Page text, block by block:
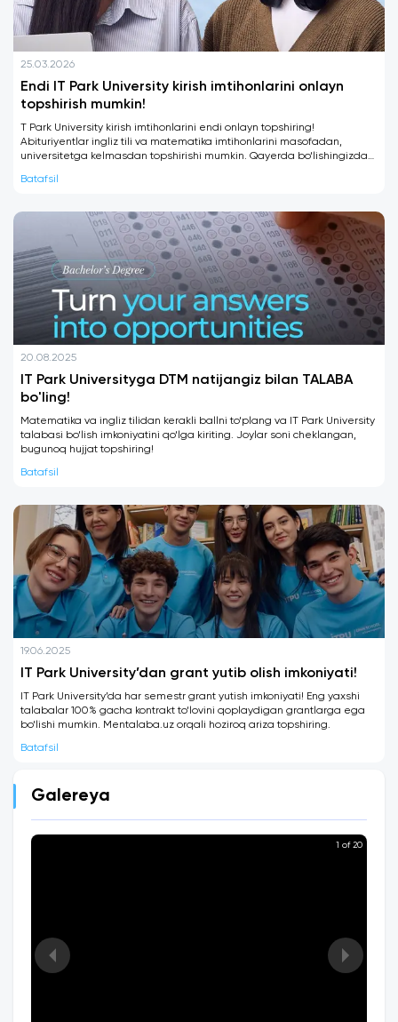
• Bakalavr darajasiga ega bo'ling
• Ingliz tilini B2 yoki undan yuqori darajada bilish
• Intervyu oling
Xalqaro amaliyot
IT Park universiteti muntazam ravishda talabalarni
Epam xalqaro ofislarida amaliyot o'tash uchun
ichkaridan ko'rish imkoniyatidir.
25.03.2026
Endi IT Park University kirish imtihonlarini onlayn
topshirish mumkin!
T Park University kirish imtihonlarini endi onlayn topshiring!
Abituriyentlar ingliz tili va matematika imtihonlarini masofadan,
universitetga kelmasdan topshirishi mumkin. Qayerda bo‘lishingizdan
Batafsil
20.08.2025
IT Park Universityga DTM natijangiz bilan TALABA
bo'ling!
Matematika va ingliz tilidan kerakli ballni to‘plang va IT Park University
talabasi bo‘lish imkoniyatini qo‘lga kiriting. Joylar soni cheklangan,
bugunoq hujjat topshiring!
Batafsil
19.06.2025
IT Park University’dan grant yutib olish imkoniyati!
IT Park University’da har semestr grant yutish imkoniyati! Eng yaxshi
talabalar 100% gacha kontrakt to‘lovini qoplaydigan grantlarga ega
bo‘lishi mumkin. Mentalaba.uz orqali hoziroq ariza topshiring.
Batafsil
Galereya
1 of 20